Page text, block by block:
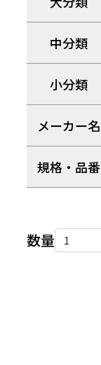
中分類
小分類
メーカー名
規格・品番
数量